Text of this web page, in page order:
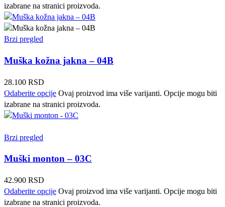
izabrane na stranici proizvoda.
Brzi pregled
Muška kožna jakna – 04B
28.100 RSD
Odaberite opcije Ovaj proizvod ima više varijanti. Opcije mogu biti
izabrane na stranici proizvoda.
Brzi pregled
Muški monton – 03C
42.900 RSD
Odaberite opcije Ovaj proizvod ima više varijanti. Opcije mogu biti
izabrane na stranici proizvoda.